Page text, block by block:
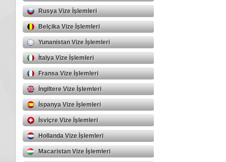
Rusya Vize İşlemleri
Belçika Vize İşlemleri
Yunanistan Vize İşlemleri
İtalya Vize İşlemleri
Fransa Vize İşlemleri
İngiltere Vize İşlemleri
İspanya Vize İşlemleri
İsviçre Vize İşlemleri
Hollanda Vize İşlemleri
Macaristan Vize İşlemleri